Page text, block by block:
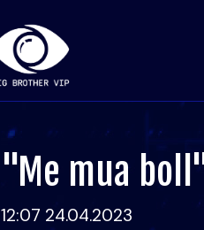
"Me mua
12:07 24.04.2023